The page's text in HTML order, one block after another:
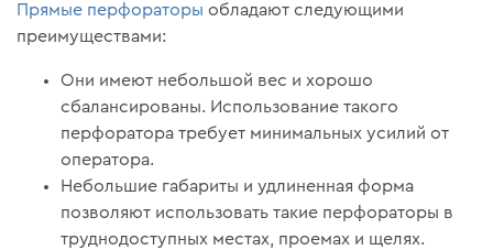
Прямые перфораторы обладают следующими
преимуществами:
Они имеют небольшой вес и хорошо
сбалансированы. Использование такого
перфоратора требует минимальных усилий от
оператора.
Небольшие габариты и удлиненная форма
позволяют использовать такие перфораторы в
труднодоступных местах, проемах и щелях.